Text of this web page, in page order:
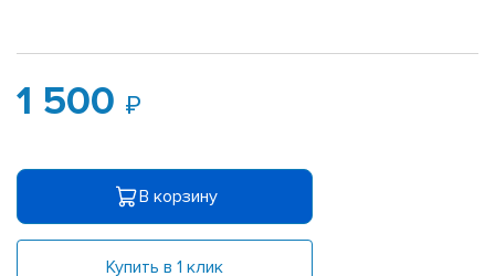
1 500
В корзину
Купить в 1 клик